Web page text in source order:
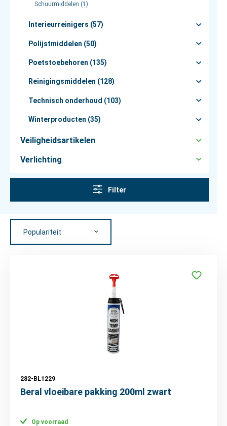
Schuurmiddelen (1)
Interieurreinigers (57)
Polijstmiddelen (50)
Poetstoebehoren (135)
Reinigingsmiddelen (128)
Technisch onderhoud (103)
Winterproducten (35)
Veiligheidsartikelen
Verlichting
Filter
282-BL1229
Beral vloeibare pakking 200ml zwart
Op voorraad